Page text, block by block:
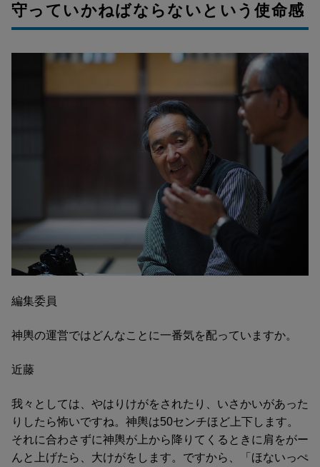
守っていかねばならないという使命感
編集委員
神輿の運営ではどんなことに一番気を配っていますか。
近藤
我々としては、やはりけがをされたり、いさかいがあった
りしたら怖いですね。神輿は50センチほど上下します。
それに合わさずに神輿が上から降りてくるときに肩をがー
んと上げたら、大けがをします。ですから、「ほないっぺ